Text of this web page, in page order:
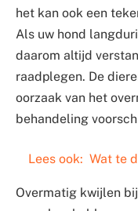
het kan ook een
Als uw hond
daarom altijd
raadplegen. De
oorzaak van het
behandeling
Lees ook: Wat te
Overmatig kwijlen